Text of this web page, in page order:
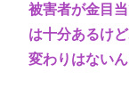
被害者が金目
は十分あるけ
変わりはない